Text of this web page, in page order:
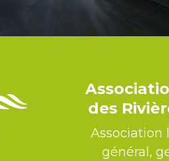
des
Association
général,